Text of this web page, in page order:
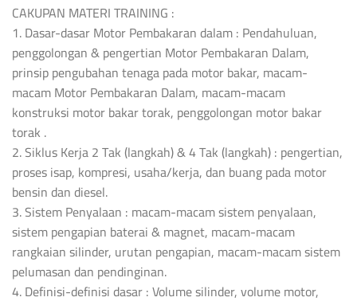
CAKUPAN MATERI TRAINING :
1. Dasar-dasar Motor Pembakaran dalam : Pendahuluan,
penggolongan & pengertian Motor Pembakaran Dalam,
prinsip pengubahan tenaga pada motor bakar, macam-
macam Motor Pembakaran Dalam, macam-macam
konstruksi motor bakar torak, penggolongan motor bakar
torak .
2. Siklus Kerja 2 Tak (langkah) & 4 Tak (langkah) : pengertian,
proses isap, kompresi, usaha/kerja, dan buang pada motor
bensin dan diesel.
3. Sistem Penyalaan : macam-macam sistem penyalaan,
sistem pengapian baterai & magnet, macam-macam
rangkaian silinder, urutan pengapian, macam-macam sistem
pelumasan dan pendinginan.
4. Definisi-definisi dasar : Volume silinder, volume motor,